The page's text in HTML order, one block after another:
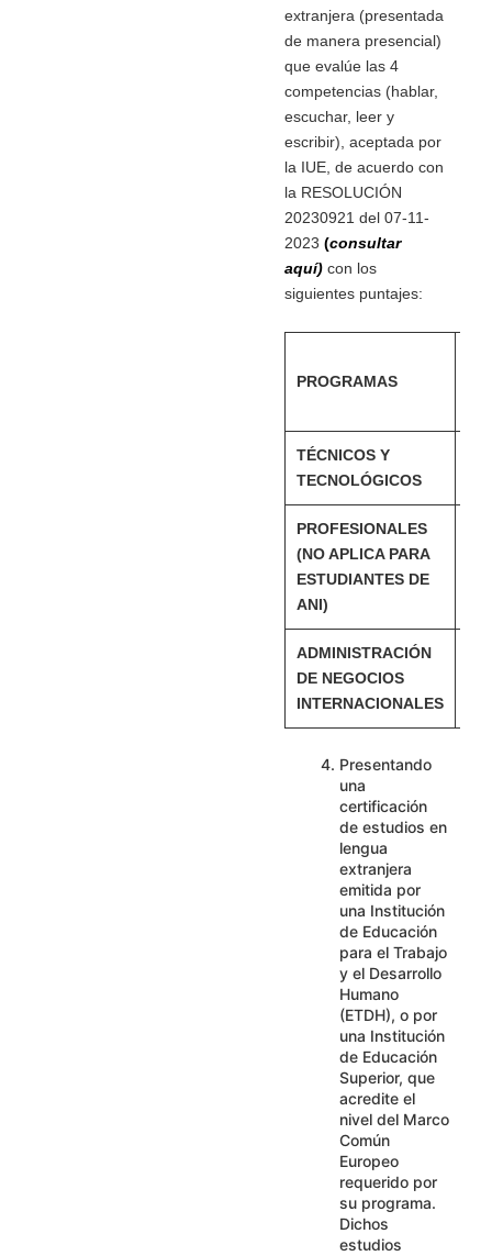
extranjera (presentada
de manera presencial)
que evalúe las 4
competencias (hablar,
escuchar, leer y
escribir), aceptada por
la IUE, de acuerdo con
la RESOLUCIÓN
20230921 del 07-11-
2023 (consultar
aquí)con los
siguientes puntajes:
PROGRAMAS
TÉCNICOS Y
TECNOLÓGICOS
PROFESIONALES
(NO APLICA PARA
ESTUDIANTES DE
ANI)
ADMINISTRACIÓN
DE NEGOCIOS
INTERNACIONALES
Presentando
una
certificación
de estudios en
lengua
extranjera
emitida por
una Institución
de Educación
para el Trabajo
y el Desarrollo
Humano
(ETDH), o por
una Institución
de Educación
Superior, que
acredite el
nivel del Marco
Común
Europeo
requerido por
su programa.
Dichos
estudios